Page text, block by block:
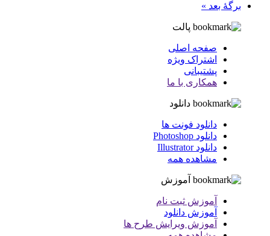
برگهٔ بعد »
پالت
صفحه اصلی
اشتراک ویژه
پشتیبانی
همکاری با ما
دانلود
دانلود فونت ها
دانلود Photoshop
دانلود Illustrator
مشاهده همه
آموزش
آموزش ثبت نام
آموزش دانلود
آموزش ویرایش طرح ها